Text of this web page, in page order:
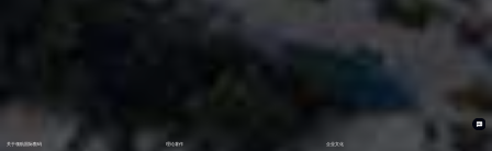
关于领航国际数码 理论著作 企业文化